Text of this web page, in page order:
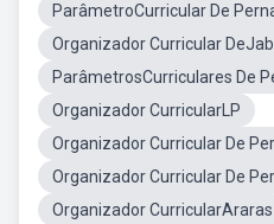
ParâmetroCurricular De
Organizador Curricular
ParâmetrosCurriculares De
Organizador CurricularLP
Organizador Curricular De
Organizador Curricular De
Organizador CurricularAraras